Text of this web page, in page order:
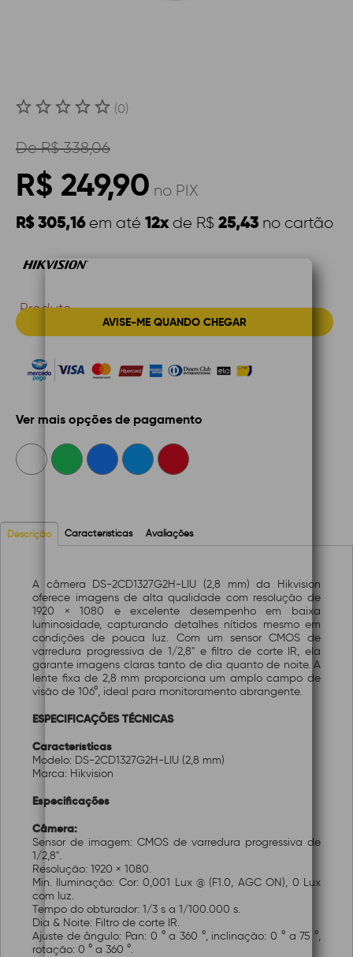
(0)
DeR$ 338,06
R$ 249,90 no PIX
R$ 305,16em até 12xde R$ 25,43 no cartão
AVISE-ME QUANDO CHEGAR
Produto
Ver mais opções de pagamento
Descrição Características Avaliações
A câmera DS-2CD1327G2H-LIU (2,8 mm) da Hikvision
oferece imagens de alta qualidade com resolução de
1920 × 1080 e excelente desempenho em baixa
luminosidade, capturando detalhes nítidos mesmo em
condições de pouca luz. Com um sensor CMOS de
varredura progressiva de 1/2,8" e filtro de corte IR, ela
garante imagens claras tanto de dia quanto de noite. A
lente fixa de 2,8 mm proporciona um amplo campo de
visão de 106°, ideal para monitoramento abrangente.
ESPECIFICAÇÕES TÉCNICAS
Características
Modelo: DS-2CD1327G2H-LIU (2,8 mm)
Marca: Hikvision
Especificações
Câmera:
Sensor de imagem: CMOS de varredura progressiva de
1/2,8".
Resolução: 1920 × 1080.
Min. Iluminação: Cor: 0,001 Lux @ (F1.0, AGC ON), 0 Lux
com luz.
Tempo do obturador: 1/3 s a 1/100.000 s.
Dia & Noite: Filtro de corte IR.
Ajuste de ângulo: Pan: 0 ° a 360 °, inclinação: 0 ° a 75 °,
rotação: 0 ° a 360 °.